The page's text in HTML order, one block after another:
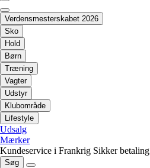
Verdensmesterskabet 2026
Sko
Hold
Børn
Træning
Vagter
Udstyr
Klubområde
Lifestyle
Udsalg
Mærker
Kundeservice i Frankrig Sikker betaling
Søg